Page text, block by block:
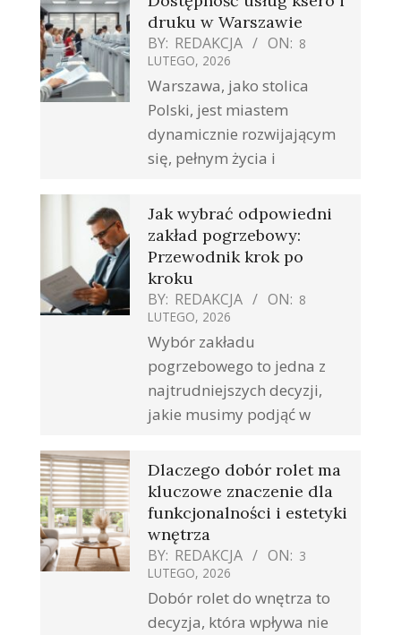
druku w Warszawie
BY: REDAKCJA ON: 8
LUTEGO, 2026
Warszawa, jako stolica
Polski, jest miastem
dynamicznie rozwijającym
się, pełnym życia i
Jak wybrać odpowiedni
zakład pogrzebowy:
Przewodnik krok po
kroku
BY: REDAKCJA ON: 8
LUTEGO, 2026
Wybór zakładu
pogrzebowego to jedna z
najtrudniejszych decyzji,
jakie musimy podjąć w
Dlaczego dobór rolet ma
kluczowe znaczenie dla
funkcjonalności i estetyki
wnętrza
BY: REDAKCJA ON: 3
LUTEGO, 2026
Dobór rolet do wnętrza to
decyzja, która wpływa nie